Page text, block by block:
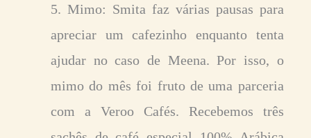
5. Mimo: Smita faz várias pausas para
apreciar um cafezinho enquanto tenta
ajudar no caso de Meena. Por isso, o
mimo do mês foi fruto de uma parceria
com a Veroo Cafés. Recebemos três